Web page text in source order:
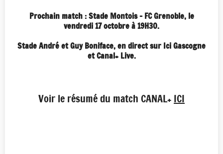
Prochain match : Stade Montois - FC Grenoble, le
vendredi 17 octobreà 19H30.
Stade André et Guy Boniface, en direct sur Ici Gascogne
et Canal+ Live.
Voir le résumé du match CANAL+ ICI